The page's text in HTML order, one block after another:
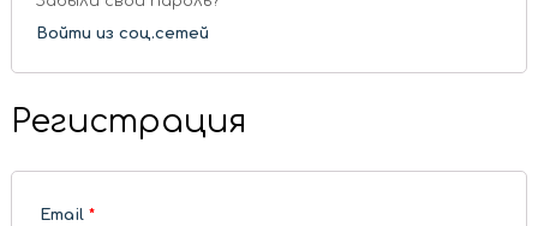
Войти из соц.сетей
Регистрация
Email *